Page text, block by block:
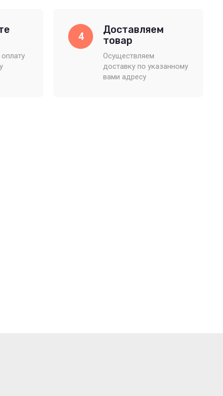
4
Доставляем
товар
Осуществляем
доставку по указанному
вами адресу